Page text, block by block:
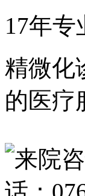
17年
精微化
的医疗